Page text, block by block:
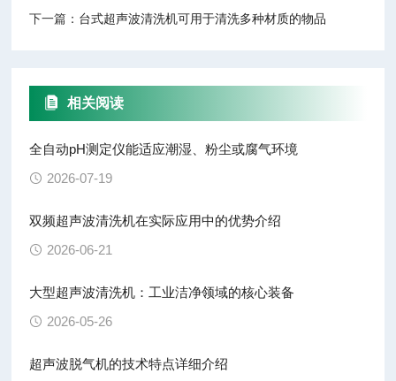
下一篇： 台式超声波清洗机可用于清洗多种材质的物品
相关阅读
全自动pH测定仪能适应潮湿、粉尘或腐气环境
2026-07-19
双频超声波清洗机在实际应用中的优势介绍
2026-06-21
大型超声波清洗机：工业洁净领域的核心装备
2026-05-26
超声波脱气机的技术特点详细介绍